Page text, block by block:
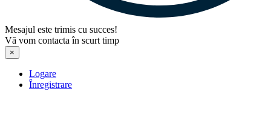
Mesajul este trimis cu succes!
Vă vom contacta în scurt timp
×
Logare
Înregistrare